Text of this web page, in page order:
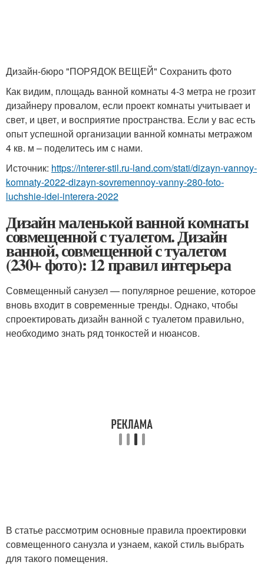
Дизайн-бюро "ПОРЯДОК ВЕЩЕЙ" Сохранить фото
Как видим, площадь ванной комнаты 4-3 метра не грозит
дизайнеру провалом, если проект комнаты учитывает и
свет, и цвет, и восприятие пространства. Если у вас есть
опыт успешной организации ванной комнаты метражом
4 кв. м – поделитесь им с нами.
Источник: https://interer-stil.ru-land.com/stati/dizayn-vannoy-
komnaty-2022-dizayn-sovremennoy-vanny-280-foto-
luchshie-idei-interera-2022
Дизайн маленькой ванной комнаты
совмещенной с туалетом. Дизайн
ванной, совмещенной с туалетом
(230+ фото): 12 правил интерьера
Совмещенный санузел — популярное решение, которое
вновь входит в современные тренды. Однако, чтобы
спроектировать дизайн ванной с туалетом правильно,
необходимо знать ряд тонкостей и нюансов.
В статье рассмотрим основные правила проектировки
совмещенного санузла и узнаем, какой стиль выбрать
для такого помещения.